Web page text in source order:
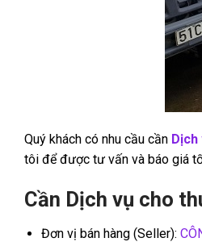
Quý khách có nhu cầu cần
tôi để được tư vấn và báo giá
Cần Dịch vụ cho
Đơn vị bán hàng (Seller):